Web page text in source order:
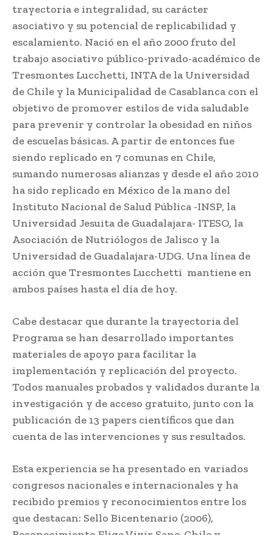
trayectoria e integralidad, su carácter
asociativo y su potencial de replicabilidad y
escalamiento. Nació en el año 2000 fruto del
trabajo asociativo público-privado-académico de
Tresmontes Lucchetti, INTA de la Universidad
de Chile y la Municipalidad de Casablanca con el
objetivo de promover estilos de vida saludable
para prevenir y controlar la obesidad en niños
de escuelas básicas. A partir de entonces fue
siendo replicado en 7 comunas en Chile,
sumando numerosas alianzas y desde el año 2010
ha sido replicado en México de la mano del
Instituto Nacional de Salud Pública -INSP, la
Universidad Jesuita de Guadalajara- ITESO, la
Asociación de Nutriólogos de Jalisco y la
Universidad de Guadalajara-UDG. Una línea de
acción que Tresmontes Lucchetti mantiene en
ambos países hasta el día de hoy.
Cabe destacar que durante la trayectoria del
Programa se han desarrollado importantes
materiales de apoyo para facilitar la
implementación y replicación del proyecto.
Todos manuales probados y validados durante la
investigación y de acceso gratuito, junto con la
publicación de 13 papers científicos que dan
cuenta de las intervenciones y sus resultados.
Esta experiencia se ha presentado en variados
congresos nacionales e internacionales y ha
recibido premios y reconocimientos entre los
que destacan: Sello Bicentenario (2006),